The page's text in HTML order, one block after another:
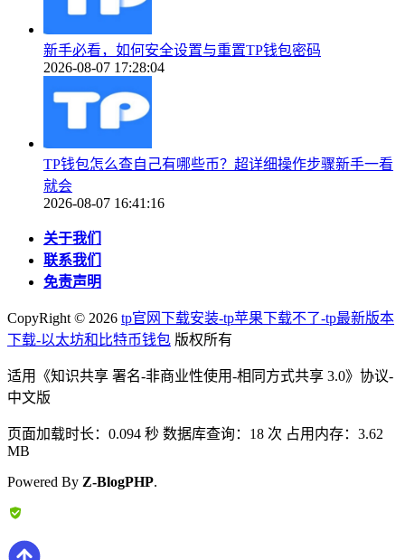
新手必看，如何安全设置与重置TP钱包密码
2026-08-07 17:28:04
TP钱包怎么查自己有哪些币？超详细操作步骤新手一看
就会
2026-08-07 16:41:16
关于我们
联系我们
免责声明
CopyRight © 2026 tp官网下载安装-tp苹果下载不了-tp最新版本
下载-以太坊和比特币钱包 版权所有
适用《知识共享 署名-非商业性使用-相同方式共享 3.0》协议-
中文版
页面加载时长：0.094 秒 数据库查询：18 次 占用内存：3.62
MB
Powered By Z-BlogPHP.